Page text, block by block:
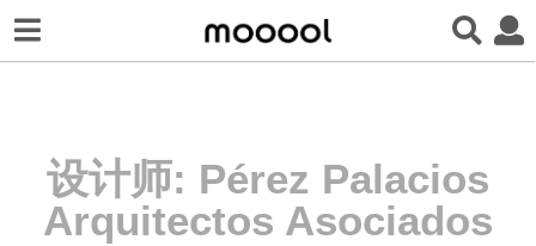
设计师: Pérez Palacios
Arquitectos Asociados